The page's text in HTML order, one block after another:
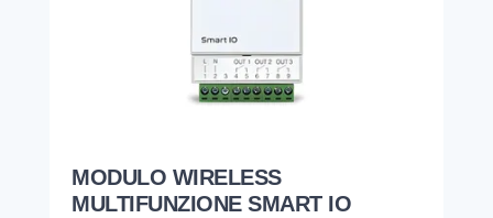
MODULO WIRELESS
MULTIFUNZIONE SMART IO